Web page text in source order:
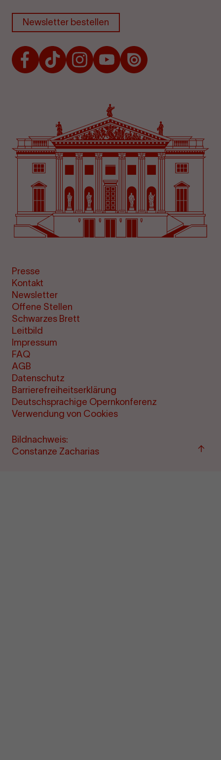
Newsletter bestellen
FacebookTikTokInstagramYoutubeIssuu
Presse
Kontakt
Newsletter
Offene Stellen
Schwarzes Brett
Leitbild
Impressum
FAQ
AGB
Datenschutz
Barrierefreiheitserklärung
Deutschsprachige Opernkonferenz
Verwendung von Cookies
Bildnachweis:
Constanze Zacharias
Zum